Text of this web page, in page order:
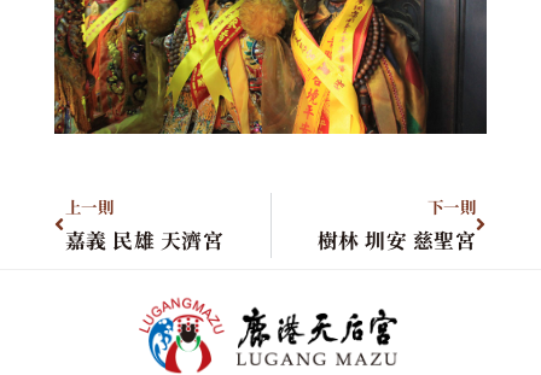
上一則
嘉義 民雄 天濟宮
下一則
樹林 圳安 慈聖宮